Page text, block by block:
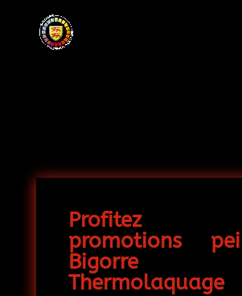
Profitez
promotions
Bigorre
Thermolaquage